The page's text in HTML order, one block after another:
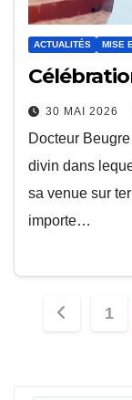
ACTUALITÉS MISE
30 MAI 2026
Docteur
divin dans
sa venue sur
importe…
1